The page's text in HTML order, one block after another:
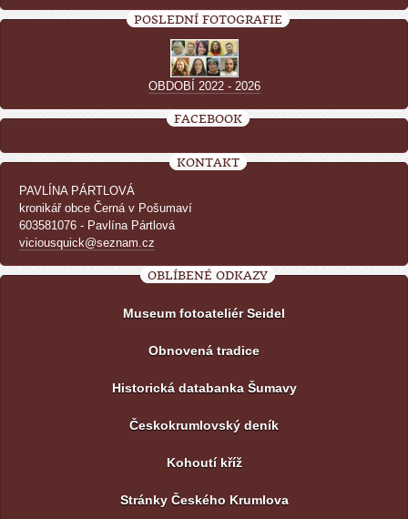
POSLEDNÍ FOTOGRAFIE
OBDOBÍ 2022 - 2026
FACEBOOK
KONTAKT
PAVLÍNA PÁRTLOVÁ
kronikář obce Černá v Pošumaví
603581076 - Pavlína Pártlová
viciousquick@seznam.cz
OBLÍBENÉ ODKAZY
Museum fotoateliér Seidel
Obnovená tradice
Historická databanka Šumavy
Českokrumlovský deník
Kohoutí kříž
Stránky Českého Krumlova